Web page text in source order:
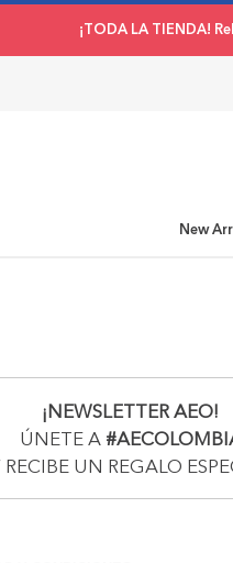
¡TODA LA TIENDA!
New
¡NEWSLETTER AEO!
ÚNETE A
RECIBE UN REGALO